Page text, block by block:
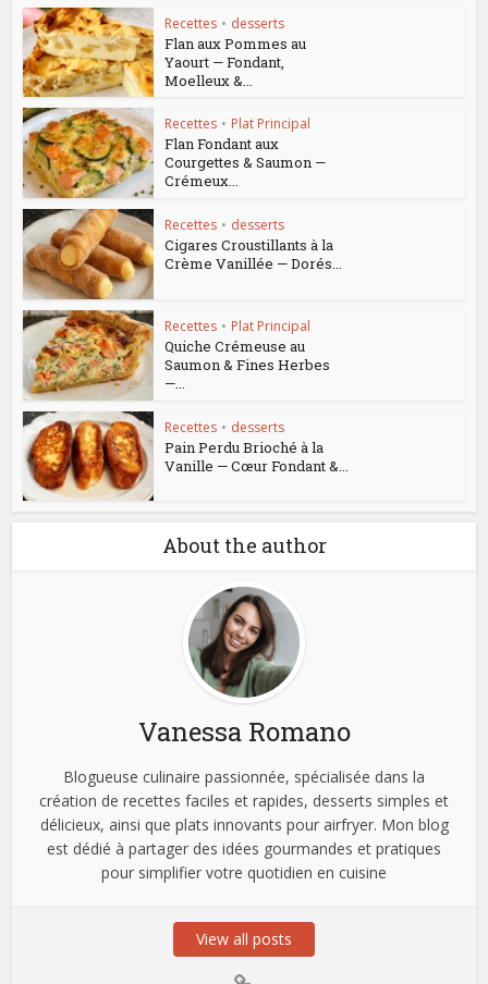
Recettes • desserts
Flan aux Pommes au
Yaourt — Fondant,
Moelleux &...
Recettes • Plat Principal
Flan Fondant aux
Courgettes & Saumon —
Crémeux...
Recettes • desserts
Cigares Croustillants à la
Crème Vanillée — Dorés...
Recettes • Plat Principal
Quiche Crémeuse au
Saumon & Fines Herbes
—...
Recettes • desserts
Pain Perdu Brioché à la
Vanille — Cœur Fondant &...
About the author
Vanessa Romano
Blogueuse culinaire passionnée, spécialisée dans la
création de recettes faciles et rapides, desserts simples et
délicieux, ainsi que plats innovants pour airfryer. Mon blog
est dédié à partager des idées gourmandes et pratiques
pour simplifier votre quotidien en cuisine
View all posts